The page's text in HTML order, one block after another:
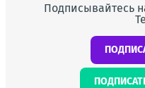
Подписывайтесь